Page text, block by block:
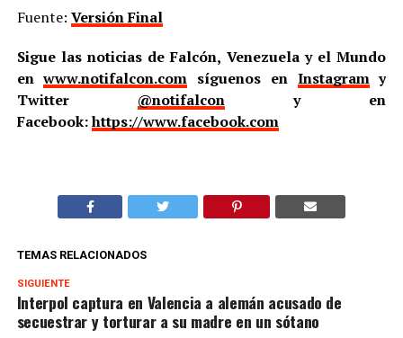
Fuente: Versión Final
Sigue las noticias de Falcón, Venezuela y el Mundo
enwww.notifalcon.com síguenos en Instagramy
Twitter @notifalcony en
Facebook:https://www.facebook.com
TEMAS RELACIONADOS
SIGUIENTE
Interpol captura en Valencia a alemán acusado de
secuestrar y torturar a su madre en un sótano